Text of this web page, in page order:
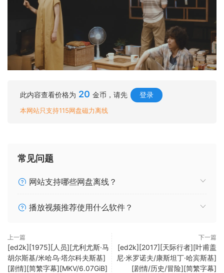
此内容查看价格为 20 金币，请先 登录
本网站只支持115网盘磁力离线
常见问题
网站支持哪些网盘离线？
播放视频推荐使用什么软件？
上一篇
[ed2k][1975][人员][尤利尤斯·马
胡尔斯基/米哈乌·塔尔科夫斯基]
[剧情][简繁字幕][MKV/6.07GiB]
下一篇
[ed2k][2017][天际行者][叶甫盖
尼·米罗诺夫/康斯坦丁·哈宾斯基]
[剧情/历史/冒险][简繁字幕]